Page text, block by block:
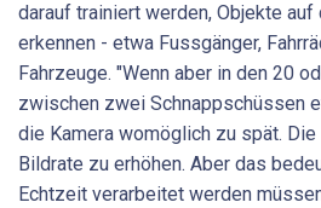
darauf trainiert werden, Objekte
erkennen - etwa Fussgänger,
Fahrzeuge. "Wenn aber in den 20
zwischen zwei Schnappschüssen
die Kamera womöglich zu spät.
Bildrate zu erhöhen. Aber das
Echtzeit verarbeitet werden